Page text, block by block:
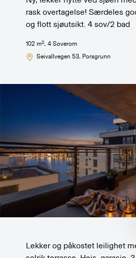
rask overtagelse! Særdeles
og flott sjøutsikt. 4 sov/2 bad
102 m2, 4Soverom
Seivallvegen 53, Porsgrunn
Lekker og påkostet leilighet